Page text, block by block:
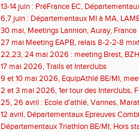
13-14 juin : PréFrance EC,
meeting Pacé, meeting Landerneau
6,7 juin : Départementaux MI à MA,
30 mai, Meetings Lannion, Auray,
route, Trails
27 mai Meeting EAPB, relais 8-2-2-8
22,23, 24 mai 2026 : meeting Brest,
17 mai 2026, Trails et Interclubs
9 et 10 mai 2026, EquipAthlé BE/MI,
marathon de la Loire
2 et 3 mai 2026, 1er tour des Interclubs,
traversée de la Baie
25, 26 avril : Ecole d'athlé, Vannes,
Isle
12 avril, Départementaux Epreuves
marathon de Paris
Départementaux Triathlon BE/MI, Hors